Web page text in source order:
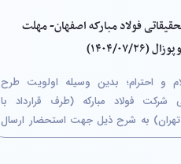
فولاد مبارکه اصفهان- مهلت
(۱۴۰۴/۰۷/۲۶)
با سلام و احترام؛ بدین وسیله اولویت طرح
شرکت فولاد مبارکه (طرف قرارداد با
تهران) به شرح ذیل جهت استحضار ارسال
خواهشمند است دستور فرمائید پس از